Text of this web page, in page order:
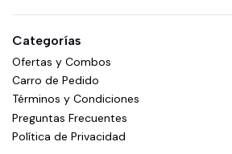
Modo de uso
Mezclar 1 scoop / 35 g con agua fría,
preferencia. También puede
smoothies, avenas, pancakes o
Consumir según las indicaciones del
recomendación de un profesional de la
Categorías
Ofertas y Combos
Carro de Pedido
Términos y Condiciones
Preguntas Frecuentes
Política de Privacidad